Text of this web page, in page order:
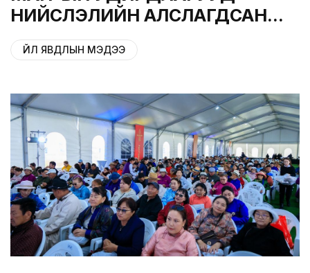
НИЙСЛЭЛИЙН АЛСЛАГДСАН
ДҮҮРГҮҮДИЙН ГИШҮҮДЭЭ
ХҮЛЭЭН АВЛАА
ҮЙЛ ЯВДЛЫН МЭДЭЭ